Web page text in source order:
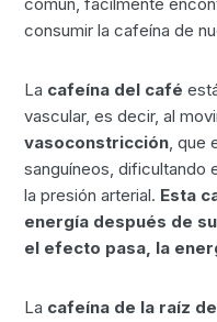
consumir la cafeína de
La cafeína del café
vascular, es decir, al
vasoconstricción, que
sanguíneos, dificultando
la presión arterial. Esta
energía después de
el efecto pasa, la
La cafeína de la raíz